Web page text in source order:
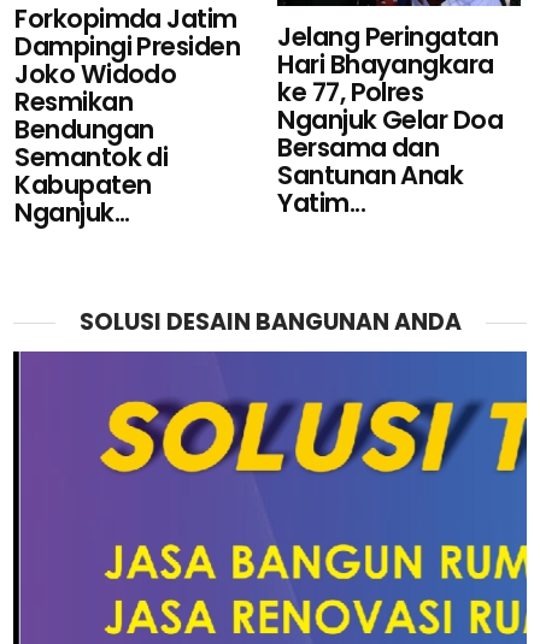
Forkopimda Jatim
Dampingi Presiden
Joko Widodo
Resmikan
Bendungan
Semantok di
Kabupaten
Nganjuk...
Jelang Peringatan
Hari Bhayangkara
ke 77, Polres
Nganjuk Gelar Doa
Bersama dan
Santunan Anak
Yatim...
SOLUSI DESAIN BANGUNAN ANDA